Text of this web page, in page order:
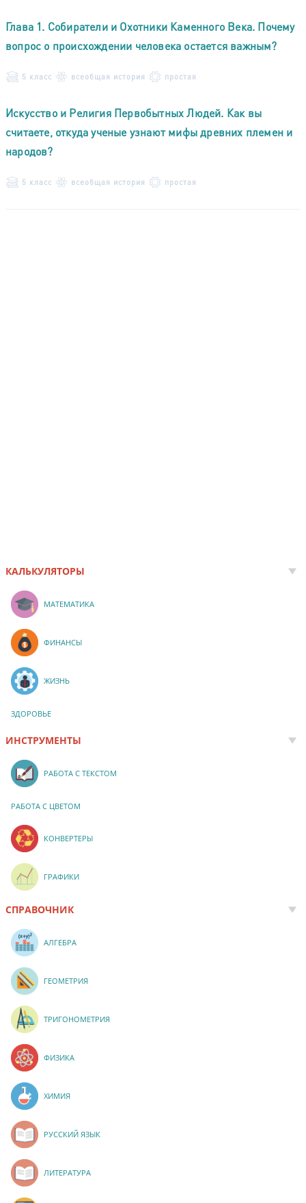
Глава 1. Собиратели и Охотники Каменного Века. Почему
вопрос о происхождении человека остается важным?
5 класс всеобщая история простая
Искусство и Религия Первобытных Людей. Как вы
считаете, откуда ученые узнают мифы древних племен и
народов?
5 класс всеобщая история простая
КАЛЬКУЛЯТОРЫ
МАТЕМАТИКА
ФИНАНСЫ
ЖИЗНЬ
ЗДОРОВЬЕ
ИНСТРУМЕНТЫ
РАБОТА С ТЕКСТОМ
РАБОТА С ЦВЕТОМ
КОНВЕРТЕРЫ
ГРАФИКИ
СПРАВОЧНИК
АЛГЕБРА
ГЕОМЕТРИЯ
ТРИГОНОМЕТРИЯ
ФИЗИКА
ХИМИЯ
РУССКИЙ ЯЗЫК
ЛИТЕРАТУРА